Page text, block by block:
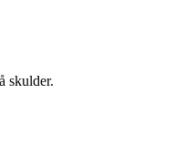
skulder.